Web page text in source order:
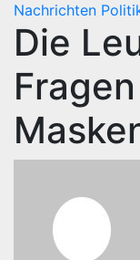
Nachrichten
Die